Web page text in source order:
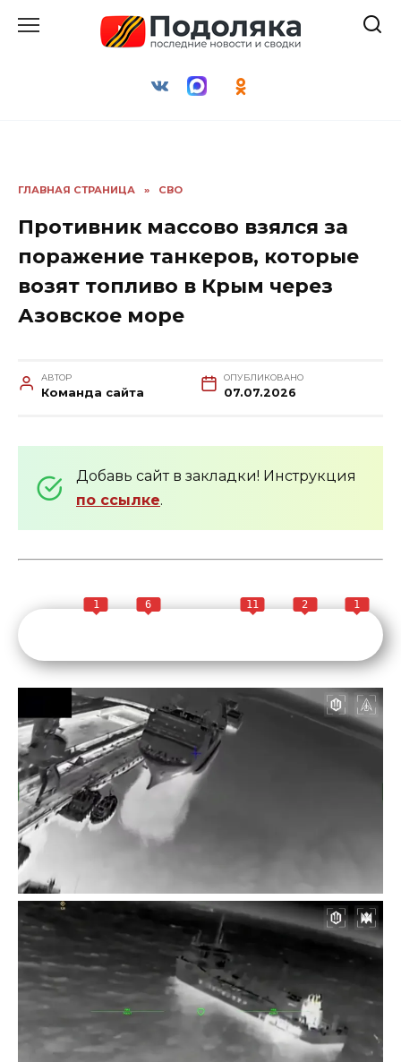
ГЛАВНАЯ СТРАНИЦА » СВО
Противник массово взялся за
поражение танкеров, которые
возят топливо в Крым через
Азовское море
АВТОР
Команда сайта
ОПУБЛИКОВАНО
07.07.2026
Добавь сайт в закладки! Инструкция
по ссылке.
1 6 11 2 1